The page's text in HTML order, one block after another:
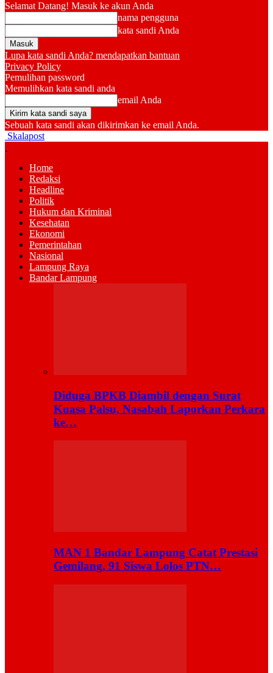
Selamat Datang! Masuk ke akun Anda
nama pengguna
kata sandi Anda
Lupa kata sandi Anda? mendapatkan bantuan
Privacy Policy
Pemulihan password
Memulihkan kata sandi anda
email Anda
Sebuah kata sandi akan dikirimkan ke email Anda.
Skalapost
Home
Redaksi
Headline
Politik
Hukum dan Kriminal
Kesehatan
Ekonomi
Pemerintahan
Nasional
Lampung Raya
Bandar Lampung
Diduga BPKB Diambil dengan Surat
Kuasa Palsu, Nasabah Laporkan Perkara
ke…
MAN 1 Bandar Lampung Catat Prestasi
Gemilang, 91 Siswa Lolos PTN…